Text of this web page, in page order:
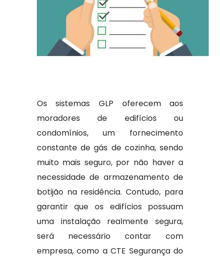
Os sistemas GLP oferecem aos
moradores de edifícios ou
condomínios, um fornecimento
constante de gás de cozinha, sendo
muito mais seguro, por não haver a
necessidade de armazenamento de
botijão na residência. Contudo, para
garantir que os edifícios possuam
uma instalação realmente segura,
será necessário contar com
empresa, como a CTE Segurança do